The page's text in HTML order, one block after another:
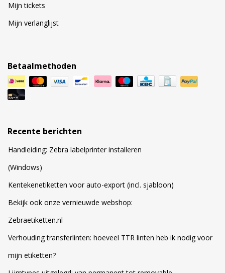
Mijn tickets
Mijn verlanglijst
Betaalmethoden
Recente berichten
Handleiding: Zebra labelprinter installeren
(Windows)
Kentekenetiketten voor auto-export (incl. sjabloon)
Bekijk ook onze vernieuwde webshop:
Zebraetiketten.nl
Verhouding transferlinten: hoeveel TTR linten heb ik nodig voor
mijn etiketten?